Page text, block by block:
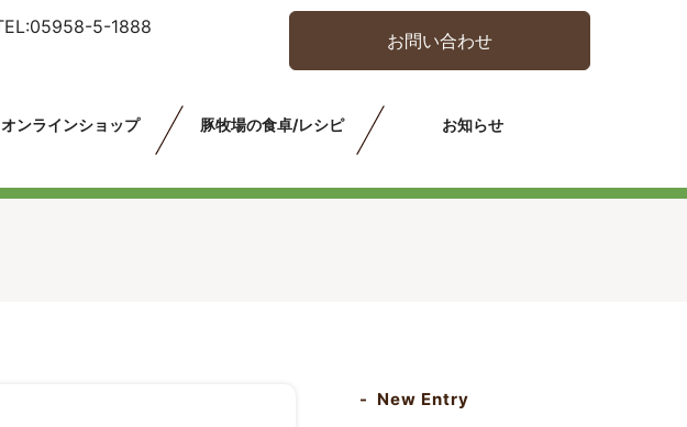
お問い合わせ
オンラインショップ 豚牧場の食卓/レシピ お知らせ
New Entry